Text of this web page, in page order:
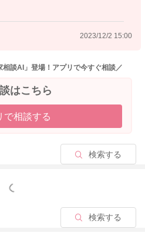
2023/11/28 13:59
2023/12/2 15:00
談AI」登場！アプリで今すぐ相談／
はこちら
で相談する
検索する
と見る
検索する